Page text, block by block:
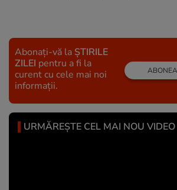
Abonați-vă la ȘTIRILE
ZILEI pentru a fi la
curent cu cele mai noi
informații.
URMĂREȘTE CEL MAI NOU VIDEO